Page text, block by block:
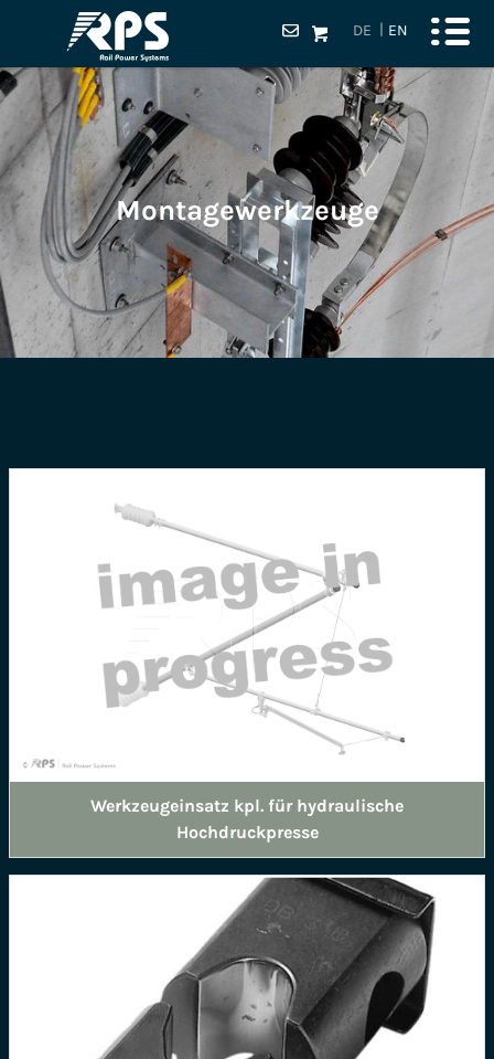
DE EN
Montagewerkzeuge
Werkzeugeinsatz kpl. für hydraulische
Hochdruckpresse